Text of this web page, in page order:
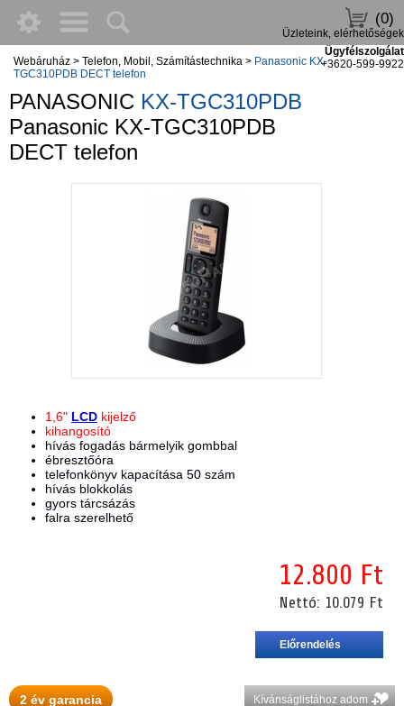
(0)
Üzleteink, elérhetőségek
Ügyfélszolgálat
+3620-599-9922
Webáruház > Telefon, Mobil, Számítástechnika > Panasonic KX-
TGC310PDB DECT telefon
PANASONIC KX-TGC310PDB
Panasonic KX-TGC310PDB
DECT telefon
1,6" LCD kijelző
kihangosító
hívás fogadás bármelyik gombbal
ébresztőóra
telefonkönyv kapacítása 50 szám
hívás blokkolás
gyors tárcsázás
falra szerelhető
12.800 Ft
Nettó: 10.079 Ft
2 év garancia Kívánságlistához adom